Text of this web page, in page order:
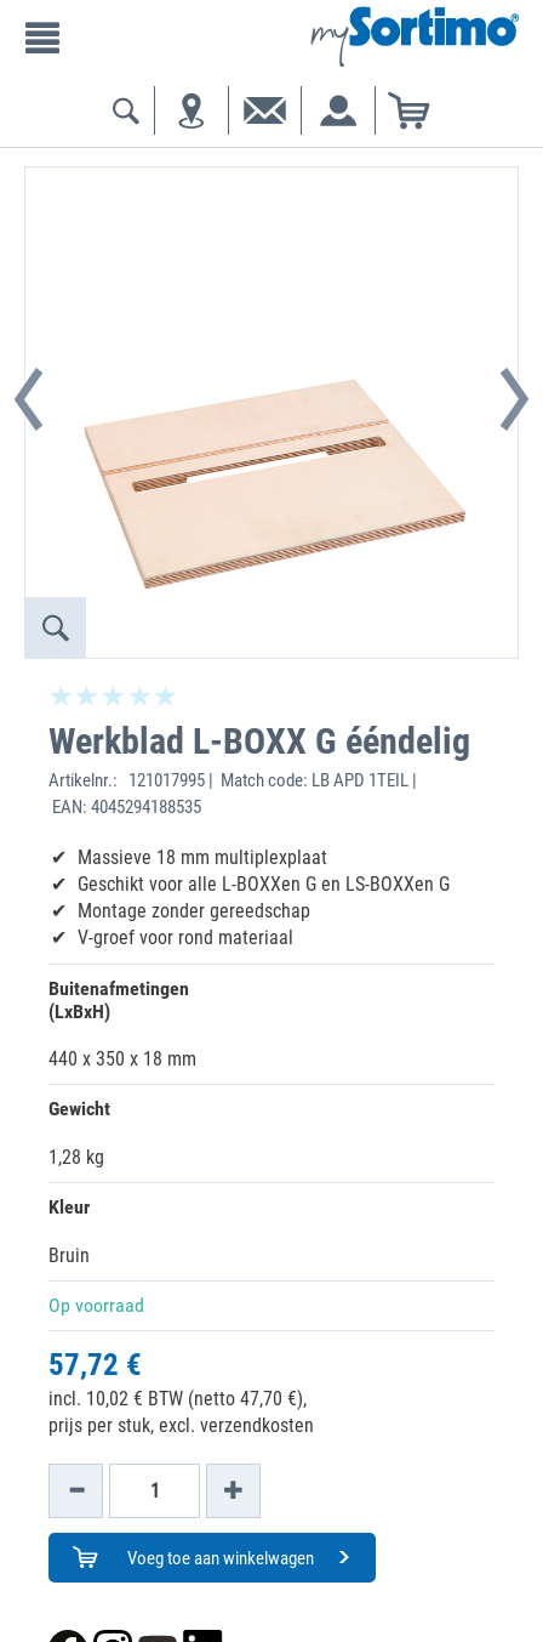
Werkblad L-BOXX G ééndelig
Artikelnr.:
121017995 | Match code: LB APD 1TEIL |
EAN: 4045294188535
Massieve 18 mm multiplexplaat
Geschikt voor alle L-BOXXen G en LS-BOXXen G
Montage zonder gereedschap
V-groef voor rond materiaal
Buitenafmetingen
(LxBxH)
440 x 350 x 18 mm
Gewicht
1,28 kg
Kleur
Bruin
Op voorraad
57,72 €
incl. 10,02 € BTW (netto 47,70 €),
prijs per stuk, excl. verzendkosten
Voeg toe aan winkelwagen